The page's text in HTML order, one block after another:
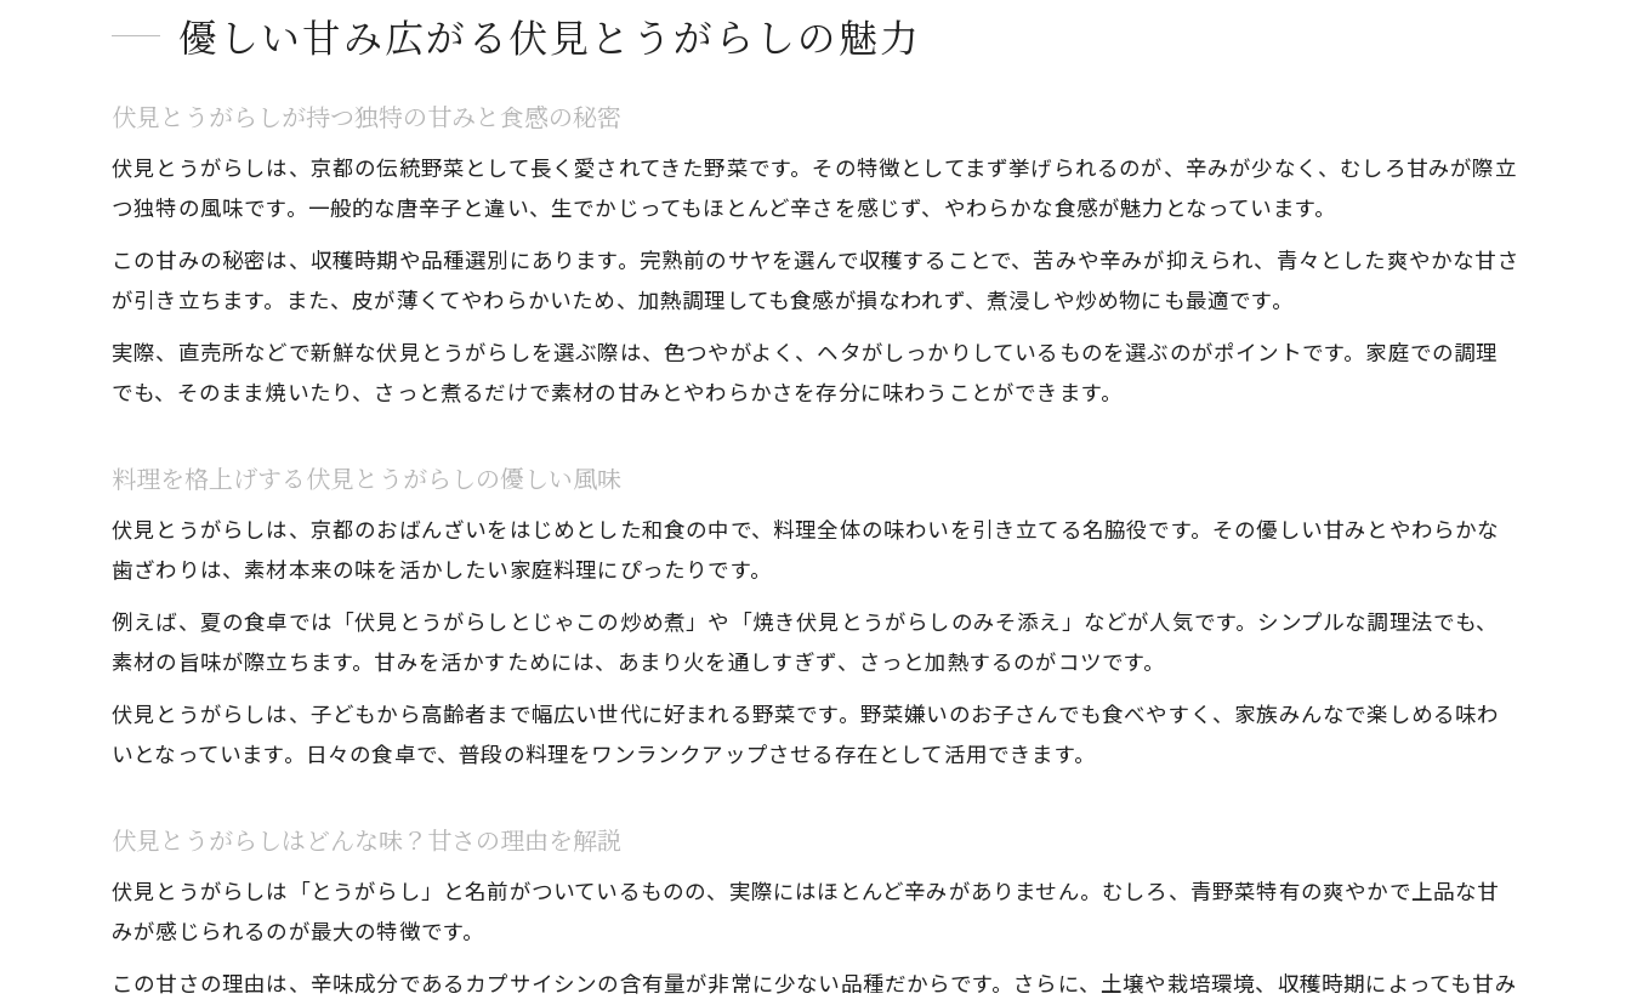
優しい甘み広がる伏見とうがらしの魅力
伏見とうがらしが持つ独特の甘みと食感の秘密
伏見とうがらしは、京都の伝統野菜として長く愛されてきた野菜です。その特徴としてまず挙げられるのが、辛みが少なく、むしろ甘みが際立
つ独特の風味です。一般的な唐辛子と違い、生でかじってもほとんど辛さを感じず、やわらかな食感が魅力となっています。
この甘みの秘密は、収穫時期や品種選別にあります。完熟前のサヤを選んで収穫することで、苦みや辛みが抑えられ、青々とした爽やかな甘さ
が引き立ちます。また、皮が薄くてやわらかいため、加熱調理しても食感が損なわれず、煮浸しや炒め物にも最適です。
実際、直売所などで新鮮な伏見とうがらしを選ぶ際は、色つやがよく、ヘタがしっかりしているものを選ぶのがポイントです。家庭での調理
でも、そのまま焼いたり、さっと煮るだけで素材の甘みとやわらかさを存分に味わうことができます。
料理を格上げする伏見とうがらしの優しい風味
伏見とうがらしは、京都のおばんざいをはじめとした和食の中で、料理全体の味わいを引き立てる名脇役です。その優しい甘みとやわらかな
歯ざわりは、素材本来の味を活かしたい家庭料理にぴったりです。
例えば、夏の食卓では「伏見とうがらしとじゃこの炒め煮」や「焼き伏見とうがらしのみそ添え」などが人気です。シンプルな調理法でも、
素材の旨味が際立ちます。甘みを活かすためには、あまり火を通しすぎず、さっと加熱するのがコツです。
伏見とうがらしは、子どもから高齢者まで幅広い世代に好まれる野菜です。野菜嫌いのお子さんでも食べやすく、家族みんなで楽しめる味わ
いとなっています。日々の食卓で、普段の料理をワンランクアップさせる存在として活用できます。
伏見とうがらしはどんな味？甘さの理由を解説
伏見とうがらしは「とうがらし」と名前がついているものの、実際にはほとんど辛みがありません。むしろ、青野菜特有の爽やかで上品な甘
みが感じられるのが最大の特徴です。
この甘さの理由は、辛味成分であるカプサイシンの含有量が非常に少ない品種だからです。さらに、土壌や栽培環境、収穫時期によっても甘み